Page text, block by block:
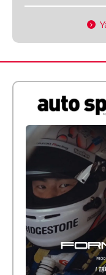
倒す相手を、
【